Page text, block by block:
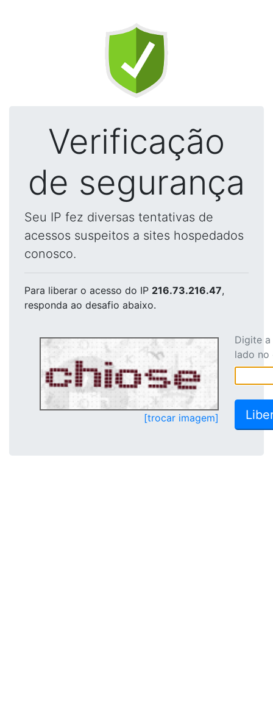
Verificação
de segurança
Seu IP fez diversas tentativas de
acessos suspeitos a sites hospedados
conosco.
Para liberar o acesso do IP 216.73.216.47,
responda ao desafio abaixo.
[trocar imagem]
Digite
lado no